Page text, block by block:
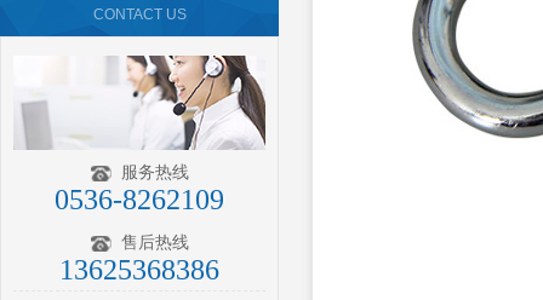
CONTACT US
服务热线
0536-8262109
售后热线
13625368386